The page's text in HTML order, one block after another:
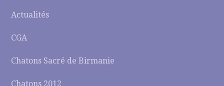
Actualités
CGA
Chatons Sacré de Birmanie
Chatons 2012